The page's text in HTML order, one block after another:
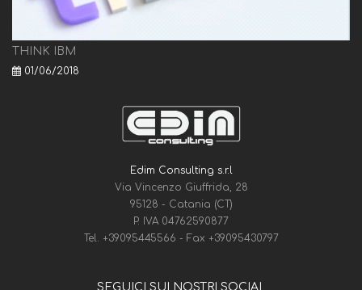
THINK IBM
01/06/2018
Edim Consulting s.r.l
Via Vincenzo Giuffrida, 28
95128 - Catania (CT)
P. IVA 04762590877
Tel. +39095445566 - Fax +39095430797
SEGUICI SUI NOSTRI SOCIAL